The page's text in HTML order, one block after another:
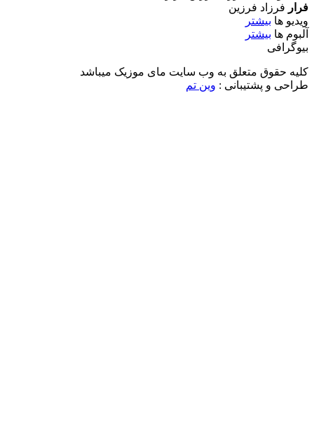
فرار فرزاد فرزین
ویدیو ها بیشتر
آلبوم ها بیشتر
بیوگرافی
کلیه حقوق متعلق به وب سایت مای موزیک میباشد
طراحی و پشتیبانی : وین تم